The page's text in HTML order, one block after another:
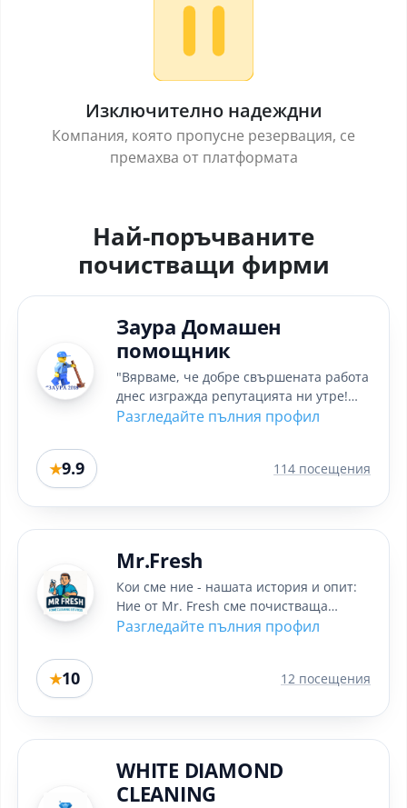
Изключително надеждни
Компания, която пропусне резервация, се
премахва от платформата
Най-поръчваните
почистващи фирми
Заура Домашен
помощник
"Вярваме, че добре свършената работа
днес изгражда репутацията ни утре!
По-добри вместо по-евтини!"
Разгледайте пълния профил
★9.9 114 посещения
Mr.Fresh
Кои сме ние - нашата история и опит:
Ние от Mr. Fresh сме почистваща
фирма, специализирана в...
Разгледайте пълния профил
★10 12 посещения
WHITE DIAMOND
CLEANING